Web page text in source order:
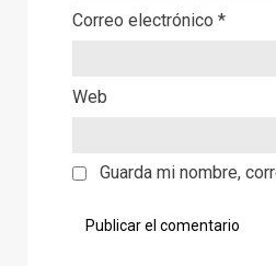
Correo electrónico *
Web
Guarda mi nombre,